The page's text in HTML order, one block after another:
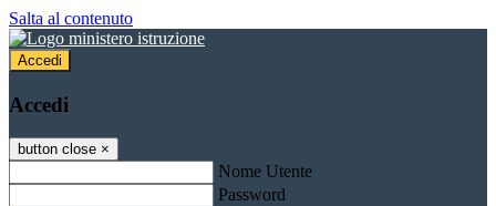
Salta al contenuto
Accedi
Accedi
button close ×
Nome Utente
Password